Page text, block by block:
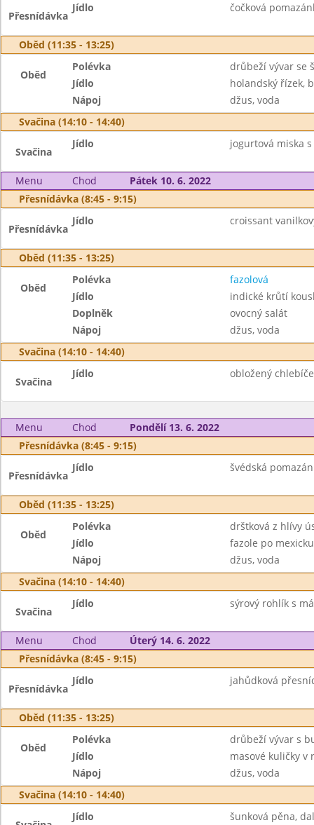
Přesnídávka
Jídlo čočková
Oběd (11:35 - 13:25)
Oběd
Polévka
drůbeží vývar se
Jídlo
holandský řízek,
Nápoj
džus, voda
Svačina (14:10 - 14:40)
Svačina
Jídlo jogurtová miska
Menu Chod
Pátek 10. 6. 2022
Přesnídávka (8:45 - 9:15)
Přesnídávka
Jídlo croissant
Oběd (11:35 - 13:25)
Oběd
Polévka
fazolová
Jídlo
indické krůtí
Doplněk
ovocný salát
Nápoj
džus, voda
Svačina (14:10 - 14:40)
Svačina
Jídlo obložený
Menu Chod
Pondělí 13. 6. 2022
Přesnídávka (8:45 - 9:15)
Přesnídávka
Jídlo švédská
Oběd (11:35 - 13:25)
Oběd
Polévka
drštková z hlívy
Jídlo
fazole po
Nápoj
džus, voda
Svačina (14:10 - 14:40)
Svačina
Jídlo sýrový rohlík s
Menu Chod
Úterý 14. 6. 2022
Přesnídávka (8:45 - 9:15)
Přesnídávka
Jídlo jahůdková
Oběd (11:35 - 13:25)
Oběd
Polévka
drůbeží vývar s
Jídlo
masové kuličky v
Nápoj
džus, voda
Svačina (14:10 - 14:40)
Jídlo šunková pěna,